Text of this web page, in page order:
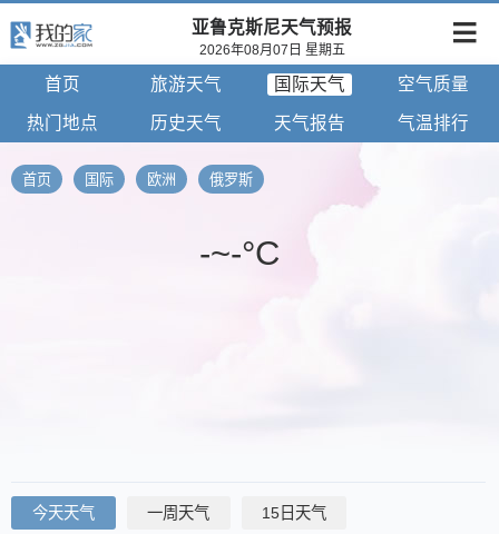
亚鲁克斯尼天气预报
2026年08月07日 星期五
首页 旅游天气 国际天气 空气质量
热门地点 历史天气 天气报告 气温排行
首页 国际 欧洲 俄罗斯
-~-°C
今天天气 一周天气 15日天气